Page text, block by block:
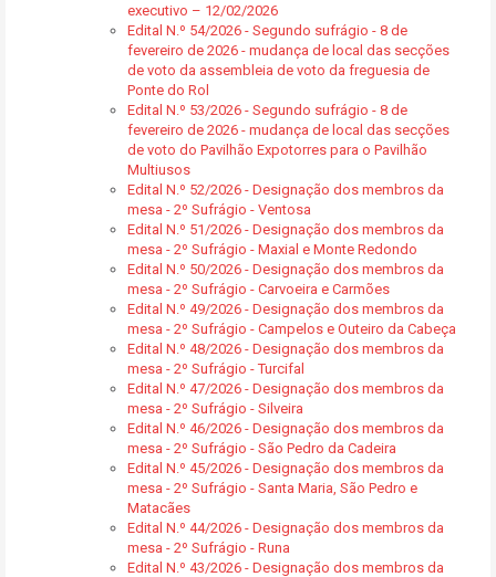
executivo – 12/02/2026
Edital N.º 54/2026 - Segundo sufrágio - 8 de
fevereiro de 2026 - mudança de local das secções
de voto da assembleia de voto da freguesia de
Ponte do Rol
Edital N.º 53/2026 - Segundo sufrágio - 8 de
fevereiro de 2026 - mudança de local das secções
de voto do Pavilhão Expotorres para o Pavilhão
Multiusos
Edital N.º 52/2026 - Designação dos membros da
mesa - 2º Sufrágio - Ventosa
Edital N.º 51/2026 - Designação dos membros da
mesa - 2º Sufrágio - Maxial e Monte Redondo
Edital N.º 50/2026 - Designação dos membros da
mesa - 2º Sufrágio - Carvoeira e Carmões
Edital N.º 49/2026 - Designação dos membros da
mesa - 2º Sufrágio - Campelos e Outeiro da Cabeça
Edital N.º 48/2026 - Designação dos membros da
mesa - 2º Sufrágio - Turcifal
Edital N.º 47/2026 - Designação dos membros da
mesa - 2º Sufrágio - Silveira
Edital N.º 46/2026 - Designação dos membros da
mesa - 2º Sufrágio - São Pedro da Cadeira
Edital N.º 45/2026 - Designação dos membros da
mesa - 2º Sufrágio - Santa Maria, São Pedro e
Matacães
Edital N.º 44/2026 - Designação dos membros da
mesa - 2º Sufrágio - Runa
Edital N.º 43/2026 - Designação dos membros da